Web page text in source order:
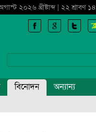
২০২৬ খ্রীষ্টাব্দ | ২২ শ্রাবণ
বিনোদন অন্যান্য